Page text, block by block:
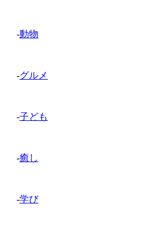
-動物
-グルメ
-子ども
-癒し
-学び